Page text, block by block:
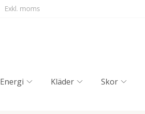
Exkl. moms
Energi Kläder Skor